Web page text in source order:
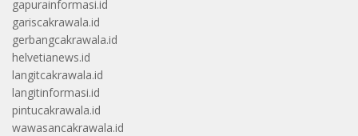
gapurainformasi.id
gariscakrawala.id
gerbangcakrawala.id
helvetianews.id
langitcakrawala.id
langitinformasi.id
pintucakrawala.id
wawasancakrawala.id